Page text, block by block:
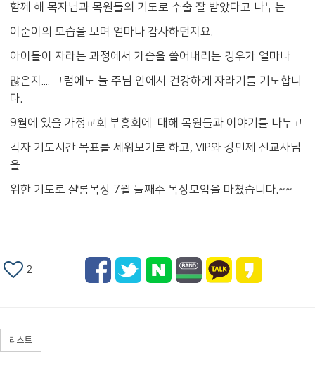
함께 해 목자님과 목원들의 기도로 수술 잘 받았다고 나누는
이준이의 모습을 보며 얼마나 감사하던지요.
아이들이 자라는 과정에서 가슴을 쓸어내리는 경우가 얼마나
많은지.... 그럼에도 늘 주님 안에서 건강하게 자라기를 기도합니
다.
9월에 있을 가정교회 부흥회에 대해 목원들과 이야기를 나누고
각자 기도시간 목표를 세워보기로 하고, VIP와 강민제 선교사님
을
위한 기도로 샬롬목장 7월 둘째주 목장모임을 마쳤습니다.~~
2
리스트